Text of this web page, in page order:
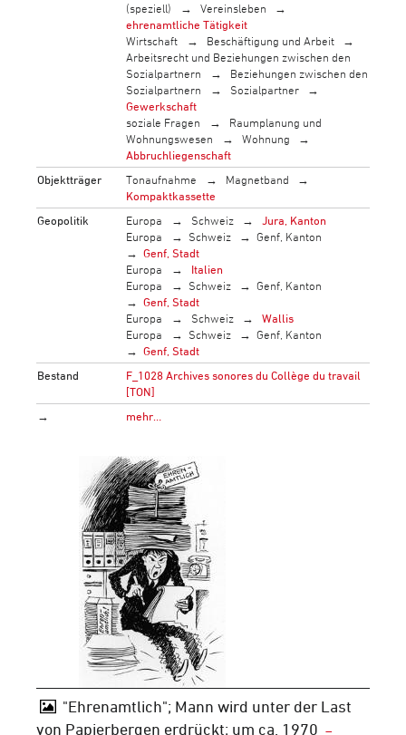
(speziell)
Vereinsleben
ehrenamtliche Tätigkeit
Wirtschaft
Beschäftigung und Arbeit
Arbeitsrecht und Beziehungen zwischen den
Sozialpartnern
Beziehungen zwischen den
Sozialpartnern
Sozialpartner
Gewerkschaft
soziale Fragen
Raumplanung und
Wohnungswesen
Wohnung
Abbruchliegenschaft
Objektträger
Tonaufnahme
Magnetband
Kompaktkassette
Geopolitik
Europa Schweiz
Jura, Kanton
Europa
Schweiz
Genf, Kanton
Genf, Stadt
Europa
Italien
Europa
Schweiz
Genf, Kanton
Genf, Stadt
Europa
Schweiz
Wallis
Europa
Schweiz
Genf, Kanton
Genf, Stadt
Bestand
F_1028 Archives sonores du Collège du travail
[TON]
→
mehr…
"Ehrenamtlich"; Mann wird unter der Last
von Papierbergen erdrückt; um ca. 1970